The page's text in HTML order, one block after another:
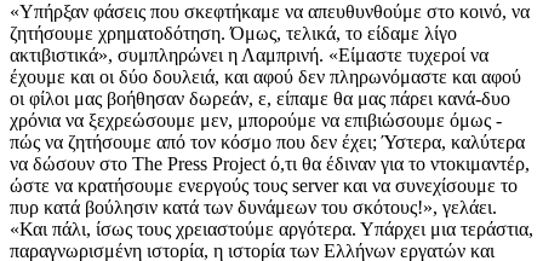
«Υπήρξαν φάσεις που σκεφτήκαμε να απευθυνθούμε στο κοινό, να
ζητήσουμε χρηματοδότηση. Όμως, τελικά, το είδαμε λίγο
ακτιβιστικά», συμπληρώνει η Λαμπρινή. «Είμαστε τυχεροί να
έχουμε και οι δύο δουλειά, και αφού δεν πληρωνόμαστε και αφού
οι φίλοι μας βοήθησαν δωρεάν, ε, είπαμε θα μας πάρει κανά-δυο
χρόνια να ξεχρεώσουμε μεν, μπορούμε να επιβιώσουμε όμως -
πώς να ζητήσουμε από τον κόσμο που δεν έχει; Ύστερα, καλύτερα
να δώσουν στο The Press Project ό,τι θα έδιναν για το ντοκιμαντέρ,
ώστε να κρατήσουμε ενεργούς τους server και να συνεχίσουμε το
πυρ κατά βούλησιν κατά των δυνάμεων του σκότους!», γελάει.
«Και πάλι, ίσως τους χρειαστούμε αργότερα. Υπάρχει μια τεράστια,
παραγνωρισμένη ιστορία, η ιστορία των Ελλήνων εργατών και